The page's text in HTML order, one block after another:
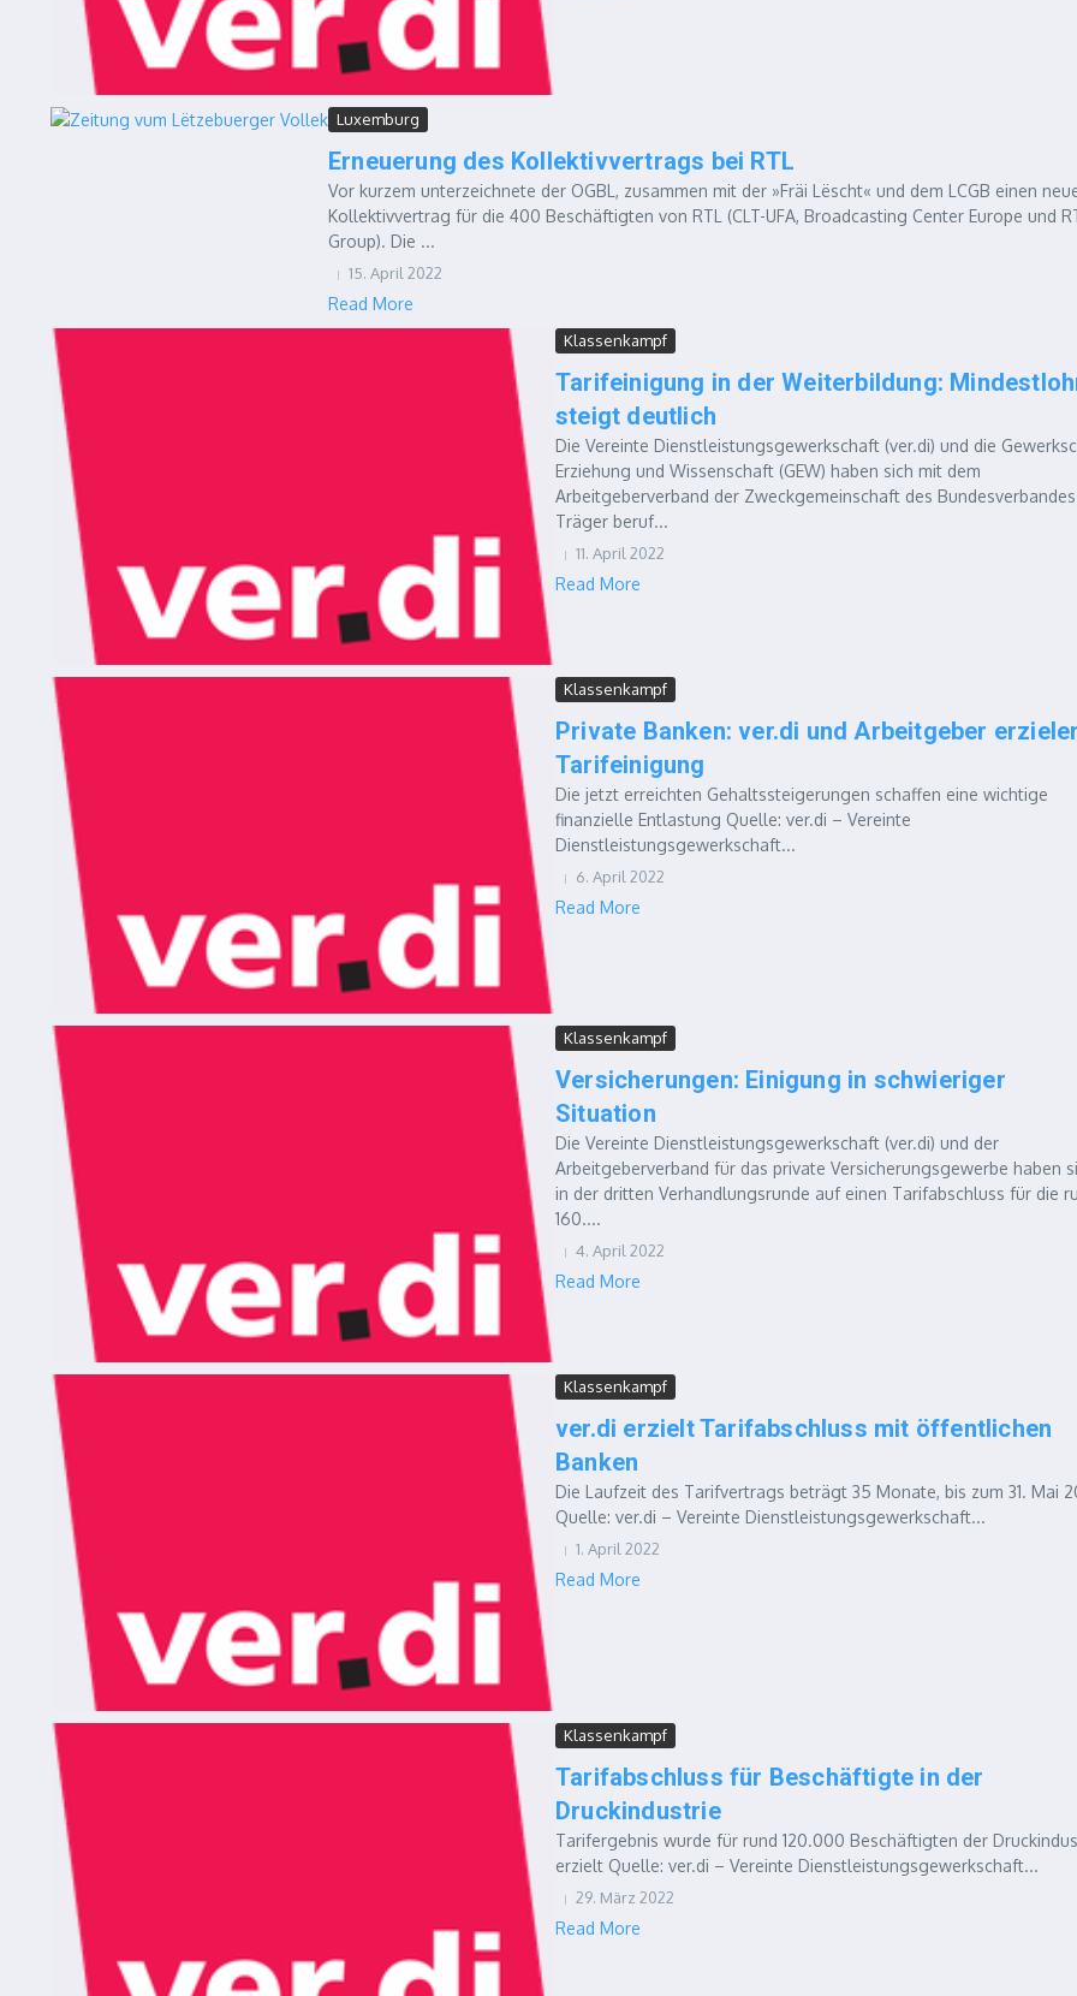
Luxemburg
Erneuerung des Kollektivvertrags bei RTL
Vor kurzem unterzeichnete der OGBL, zusammen mit der »Fräi Lëscht« und dem LCGB einen
Kollektivvertrag für die 400 Beschäftigten von RTL (CLT-UFA, Broadcasting Center Europe und
Group). Die ...
15. April 2022
Read More
Klassenkampf
Tarifeinigung in der Weiterbildung:
steigt deutlich
Die Vereinte Dienstleistungsgewerkschaft (ver.di) und die
Erziehung und Wissenschaft (GEW) haben sich mit dem
Arbeitgeberverband der Zweckgemeinschaft des
Träger beruf...
11. April 2022
Read More
Klassenkampf
Private Banken: ver.di und Arbeitgeber
Tarifeinigung
Die jetzt erreichten Gehaltssteigerungen schaffen eine wichtige
finanzielle Entlastung Quelle: ver.di – Vereinte
Dienstleistungsgewerkschaft...
6. April 2022
Read More
Klassenkampf
Versicherungen: Einigung in schwieriger
Situation
Die Vereinte Dienstleistungsgewerkschaft (ver.di) und der
Arbeitgeberverband für das private Versicherungsgewerbe haben
in der dritten Verhandlungsrunde auf einen Tarifabschluss für die
160....
4. April 2022
Read More
Klassenkampf
ver.di erzielt Tarifabschluss mit öffentlichen
Banken
Die Laufzeit des Tarifvertrags beträgt 35 Monate, bis zum 31. Mai
Quelle: ver.di – Vereinte Dienstleistungsgewerkschaft...
1. April 2022
Read More
Klassenkampf
Tarifabschluss für Beschäftigte in der
Druckindustrie
Tarifergebnis wurde für rund 120.000 Beschäftigten der
erzielt Quelle: ver.di – Vereinte Dienstleistungsgewerkschaft...
29. März 2022
Read More